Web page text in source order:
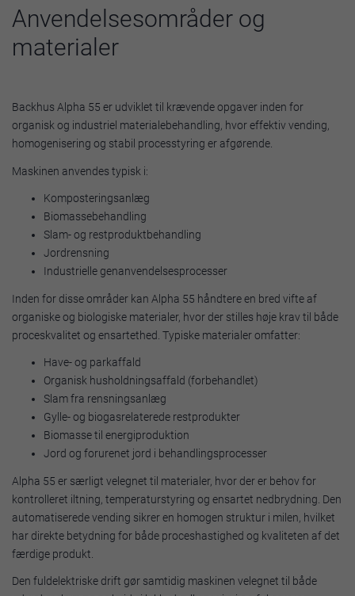
Anvendelsesområder og
materialer
Backhus Alpha 55 er udviklet til krævende opgaver inden for
organisk og industriel materialebehandling, hvor effektiv vending,
homogenisering og stabil processtyring er afgørende.
Maskinen anvendes typisk i:
Komposteringsanlæg
Biomassebehandling
Slam- og restproduktbehandling
Jordrensning
Industrielle genanvendelsesprocesser
Inden for disse områder kan Alpha 55 håndtere en bred vifte af
organiske og biologiske materialer, hvor der stilles høje krav til både
proceskvalitet og ensartethed. Typiske materialer omfatter:
Have- og parkaffald
Organisk husholdningsaffald (forbehandlet)
Slam fra rensningsanlæg
Gylle- og biogasrelaterede restprodukter
Biomasse til energiproduktion
Jord og forurenet jord i behandlingsprocesser
Alpha 55 er særligt velegnet til materialer, hvor der er behov for
kontrolleret iltning, temperaturstyring og ensartet nedbrydning. Den
automatiserede vending sikrer en homogen struktur i milen, hvilket
har direkte betydning for både proceshastighed og kvaliteten af det
færdige produkt.
Den fuldelektriske drift gør samtidig maskinen velegnet til både